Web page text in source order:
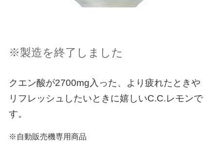
※製造を終了しました
クエン酸が2700mg入った、より疲れたときや
リフレッシュしたいときに嬉しいC.C.レモンで
す。
※自動販売機専用商品